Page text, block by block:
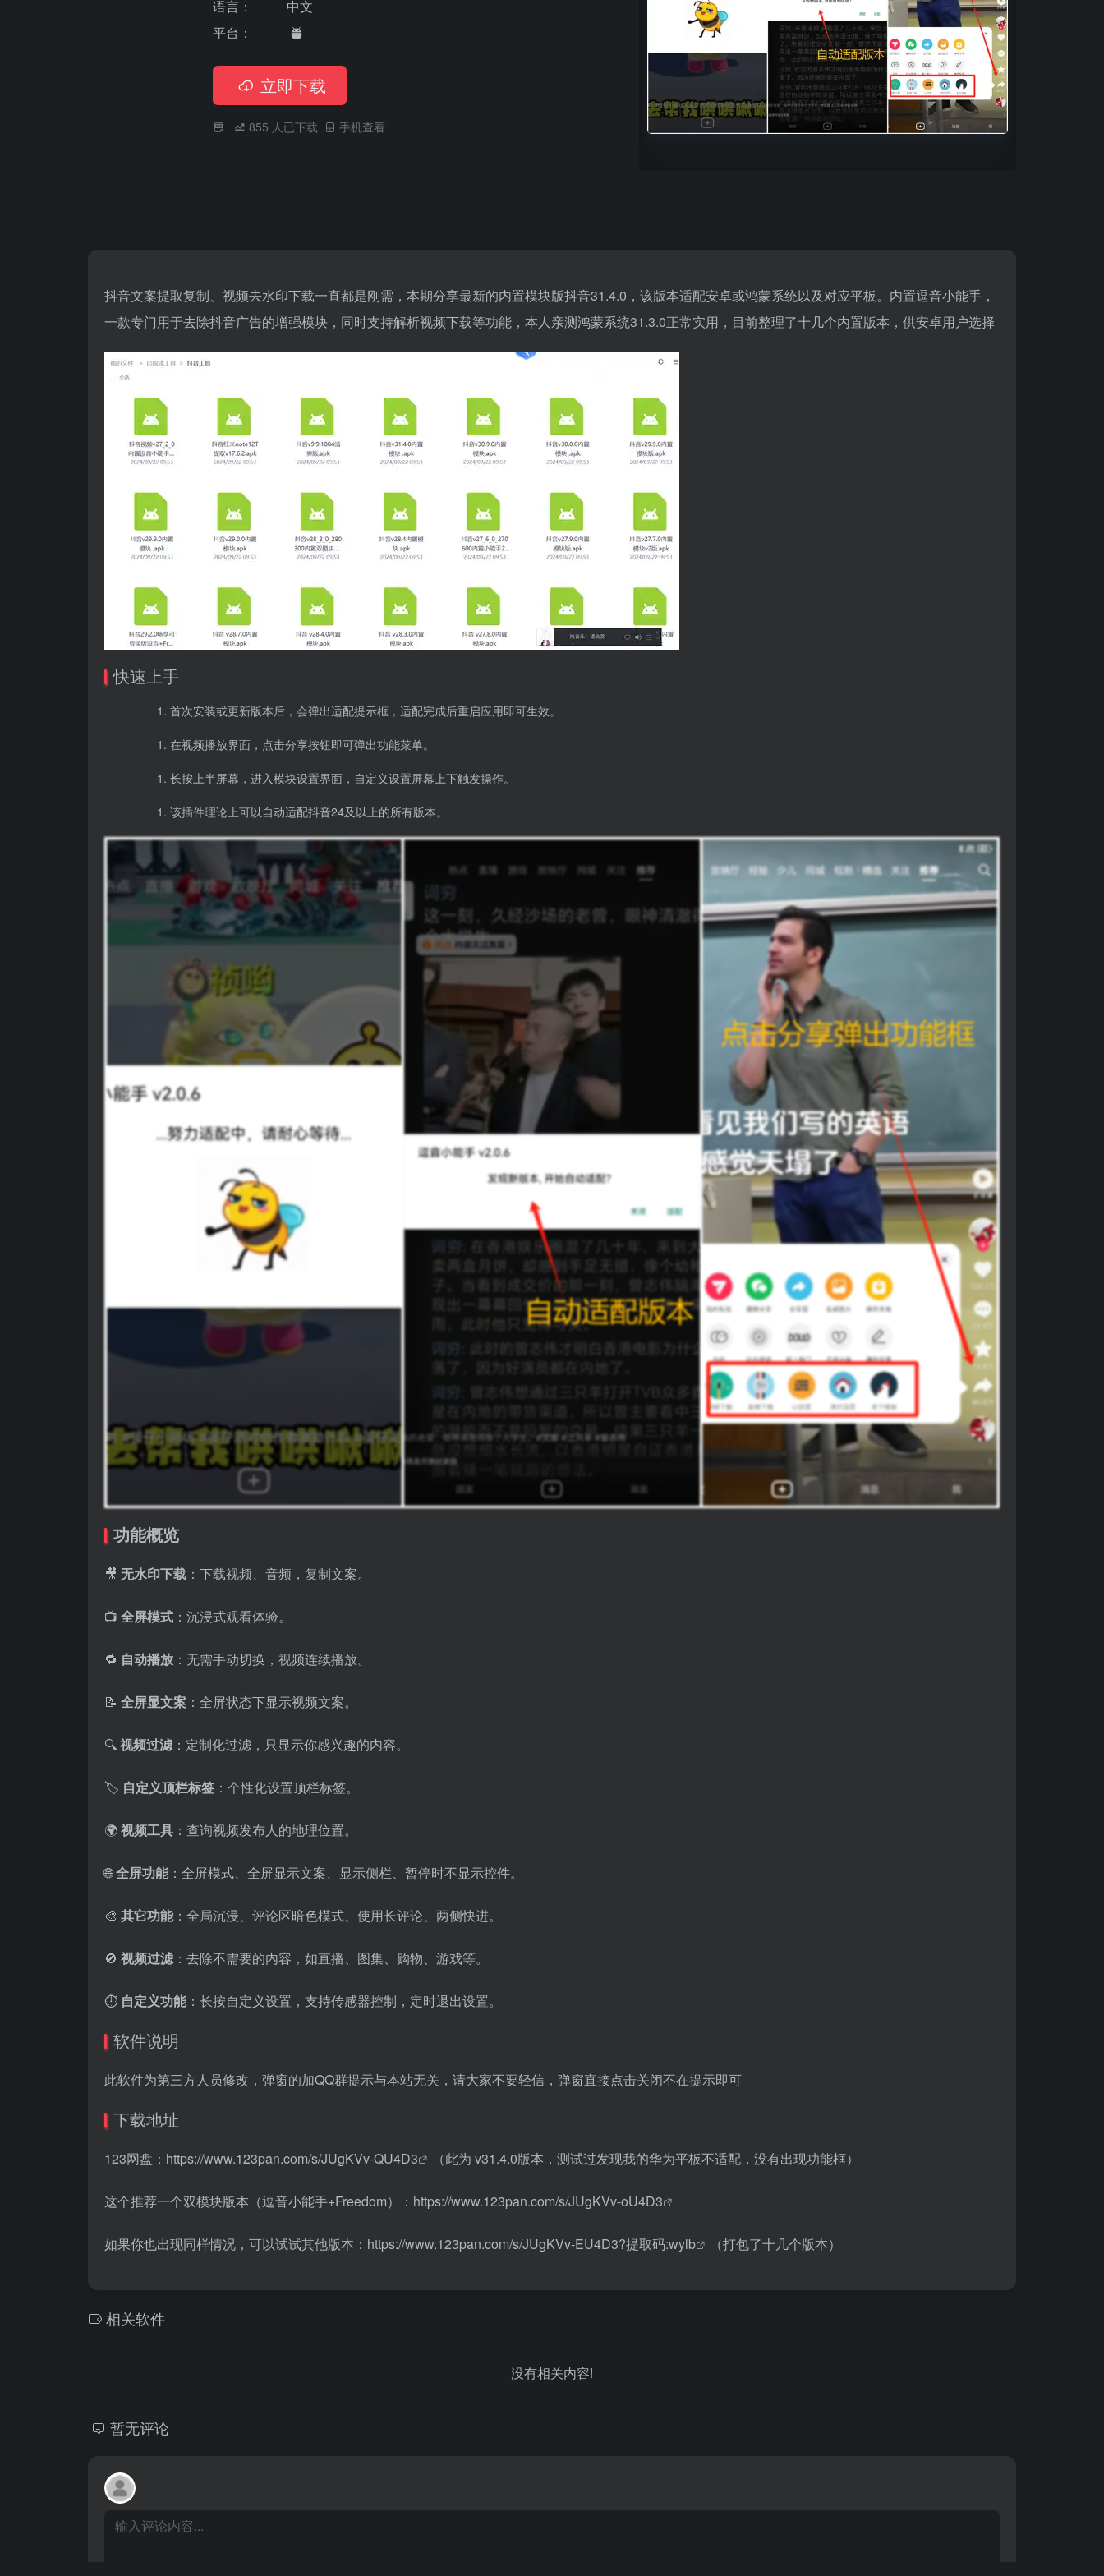
语言：
中文
平台：
立即下载
855 人已下载 手机查看
抖音文案提取复制、视频去水印下载一直都是刚需，本期分享最新的内置模块版抖音31.4.0，该版本适配安卓或鸿蒙系统以及对应平板。内置逗音小能手，
一款专门用于去除抖音广告的增强模块，同时支持解析视频下载等功能，本人亲测鸿蒙系统31.3.0正常实用，目前整理了十几个内置版本，供安卓用户选择
快速上手
首次安装或更新版本后，会弹出适配提示框，适配完成后重启应用即可生效。
在视频播放界面，点击分享按钮即可弹出功能菜单。
长按上半屏幕，进入模块设置界面，自定义设置屏幕上下触发操作。
该插件理论上可以自动适配抖音24及以上的所有版本。
功能概览
🎥 无水印下载 ：下载视频、音频，复制文案。
📺 全屏模式 ：沉浸式观看体验。
🔁 自动播放 ：无需手动切换，视频连续播放。
📝 全屏显文案 ：全屏状态下显示视频文案。
🔍视频过滤：定制化过滤，只显示你感兴趣的内容。
🏷️ 自定义顶栏标签 ：个性化设置顶栏标签。
🌍视频工具 ：查询视频发布人的地理位置。
🌐全屏功能：全屏模式、全屏显示文案、显示侧栏、暂停时不显示控件。
🎨 其它功能：全局沉浸、评论区暗色模式、使用长评论、两侧快进。
🚫 视频过滤：去除不需要的内容，如直播、图集、购物、游戏等。
⏱️ 自定义功能：长按自定义设置，支持传感器控制，定时退出设置。
软件说明
此软件为第三方人员修改，弹窗的加QQ群提示与本站无关，请大家不要轻信，弹窗直接点击关闭不在提示即可
下载地址
123网盘： https://www.123pan.com/s/JUgKVv-QU4D3 （此为 v31.4.0版本，测试过发现我的华为平板不适配，没有出现功能框）
这个推荐一个双模块版本（逗音小能手+Freedom）： https://www.123pan.com/s/JUgKVv-oU4D3
如果你也出现同样情况，可以试试其他版本： https://www.123pan.com/s/JUgKVv-EU4D3?提取码:wylb （打包了十几个版本）
相关软件
没有相关内容!
暂无评论